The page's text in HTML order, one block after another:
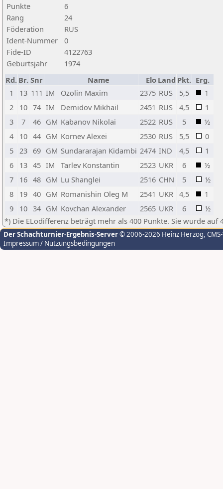
Punkte
6
Rang
24
Föderation
RUS
Ident-Nummer
0
Fide-ID
4122763
Geburtsjahr
1974
Rd. Br. Snr Name Elo Land Pkt. Erg.
1
13 111 IM Ozolin Maxim 2375 RUS 5,5
1
2
10 74 IM Demidov Mikhail 2451 RUS 4,5
1
3
7 46 GM Kabanov Nikolai 2522 RUS 5
½
4
10 44 GM Kornev Alexei 2530 RUS 5,5
0
5
23 69 GM Sundararajan Kidambi 2474 IND 4,5
1
6
13 45 IM Tarlev Konstantin 2523 UKR 6
½
7
16 48 GM Lu Shanglei 2516 CHN 5
½
8
19 40 GM Romanishin Oleg M 2541 UKR 4,5
1
9
10 34 GM Kovchan Alexander 2565 UKR 6
½
*) Die ELodifferenz beträgt mehr als 400 Punkte. Sie wurde auf
Der Schachturnier-Ergebnis-Server© 2006-2026 Heinz Herzog,
Impressum / Nutzungsbedingungen